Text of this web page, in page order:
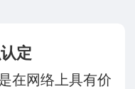
定
在网络上具有价